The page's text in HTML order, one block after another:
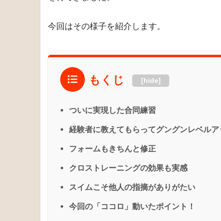
今回はその様子を紹介します。
もくじ [hide]
ついに実現した合同練習
経験者に教えてもらってグングンレベルア
フォームもきちんと修正
クロストレーニングの効果も実感
スイムこそ他人の指摘がありがたい
今回の「ココロ」動いたポイント！